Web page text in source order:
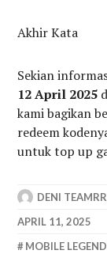
Akhir Kata
Sekian
12 April 2025
kami bagikan
redeem
untuk top up
DENI
APRIL 11, 2025
MOBILE